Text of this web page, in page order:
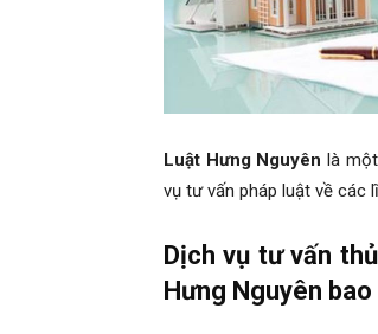
Luật Hưng Nguyên là
vụ tư vấn pháp luật về các
Dịch vụ tư vấn
Hưng Nguyên bao